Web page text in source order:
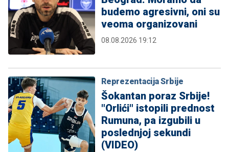
budemo agresivni, oni su
veoma organizovani
08.08.2026 19:12
Reprezentacija Srbije
Šokantan poraz Srbije!
"Orlići" istopili prednost
Rumuna, pa izgubili u
poslednjoj sekundi
(VIDEO)